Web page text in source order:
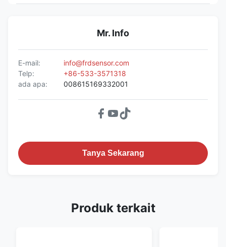
Mr. Info
E-mail:
info@frdsensor.com
Telp:
+86-533-3571318
ada apa:
008615169332001
Tanya Sekarang
Produk terkait